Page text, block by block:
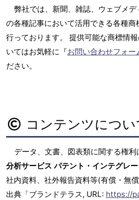
弊社では、新聞、雑誌、ウェブメ
の各種記事において活用できる各種
行っております。 提供可能な商標情
いてはお気軽に『お問い合わせフォー
ださい。
コンテンツについ
データ、文書、図表類に関する権利
分析サービス パテント・インテグレ
社内資料、社外報告資料等(有償・無
出典「ブランドテラス, URL: https://